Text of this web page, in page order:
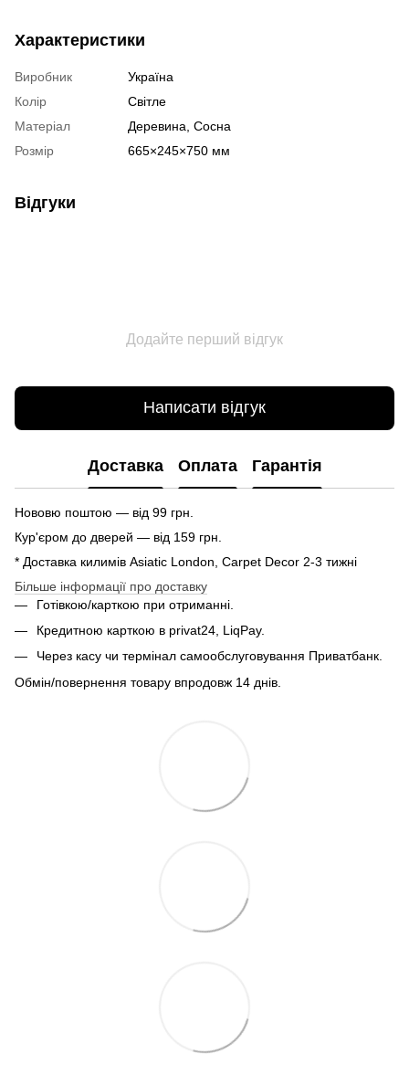
Характеристики
Виробник
Україна
Колір
Світле
Матеріал
Деревина, Сосна
Розмір
665×245×750 мм
Відгуки
Додайте перший відгук
Написати відгук
Доставка Оплата Гарантія
Нововю поштою — від 99 грн.
Кур'єром до дверей — від 159 грн.
* Доставка килимів Asiatic London, Carpet Decor 2-3 тижні
Більше інформації про доставку
Готівкою/карткою при отриманні.
Кредитною карткою в privat24, LiqPay.
Через касу чи термінал самообслуговування Приватбанк.
Обмін/повернення товару впродовж 14 днів.